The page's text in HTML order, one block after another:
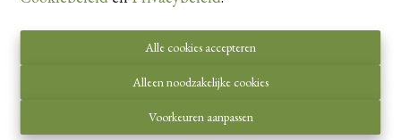
Alle cookies accepteren
Alleen noodzakelijke cookies
Voorkeuren aanpassen
Toezichthoudende autoriteit:
Luxemburgstraat 16 B te 1000 Brussel.